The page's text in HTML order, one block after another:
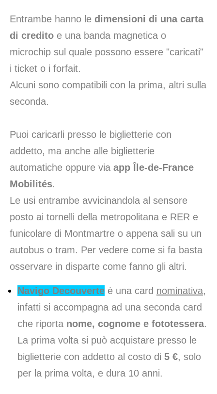
Entrambe hanno le dimensioni di una carta
di credito e una banda magnetica o
microchip sul quale possono essere "caricati"
i ticket o i forfait.
Alcuni sono compatibili con la prima, altri sulla
seconda.
Puoi caricarli presso le biglietterie con
addetto, ma anche alle biglietterie
automatiche oppure via app Île-de-France
Mobilités.
Le usi entrambe avvicinandola al sensore
posto ai tornelli della metropolitana e RER e
funicolare di Montmartre o appena sali su un
autobus o tram. Per vedere come si fa basta
osservare in disparte come fanno gli altri.
Navigo Decouverte è una card nominativa,
infatti si accompagna ad una seconda card
che riporta nome, cognome e fototessera.
La prima volta si può acquistare presso le
biglietterie con addetto al costo di 5 €, solo
per la prima volta, e dura 10 anni.